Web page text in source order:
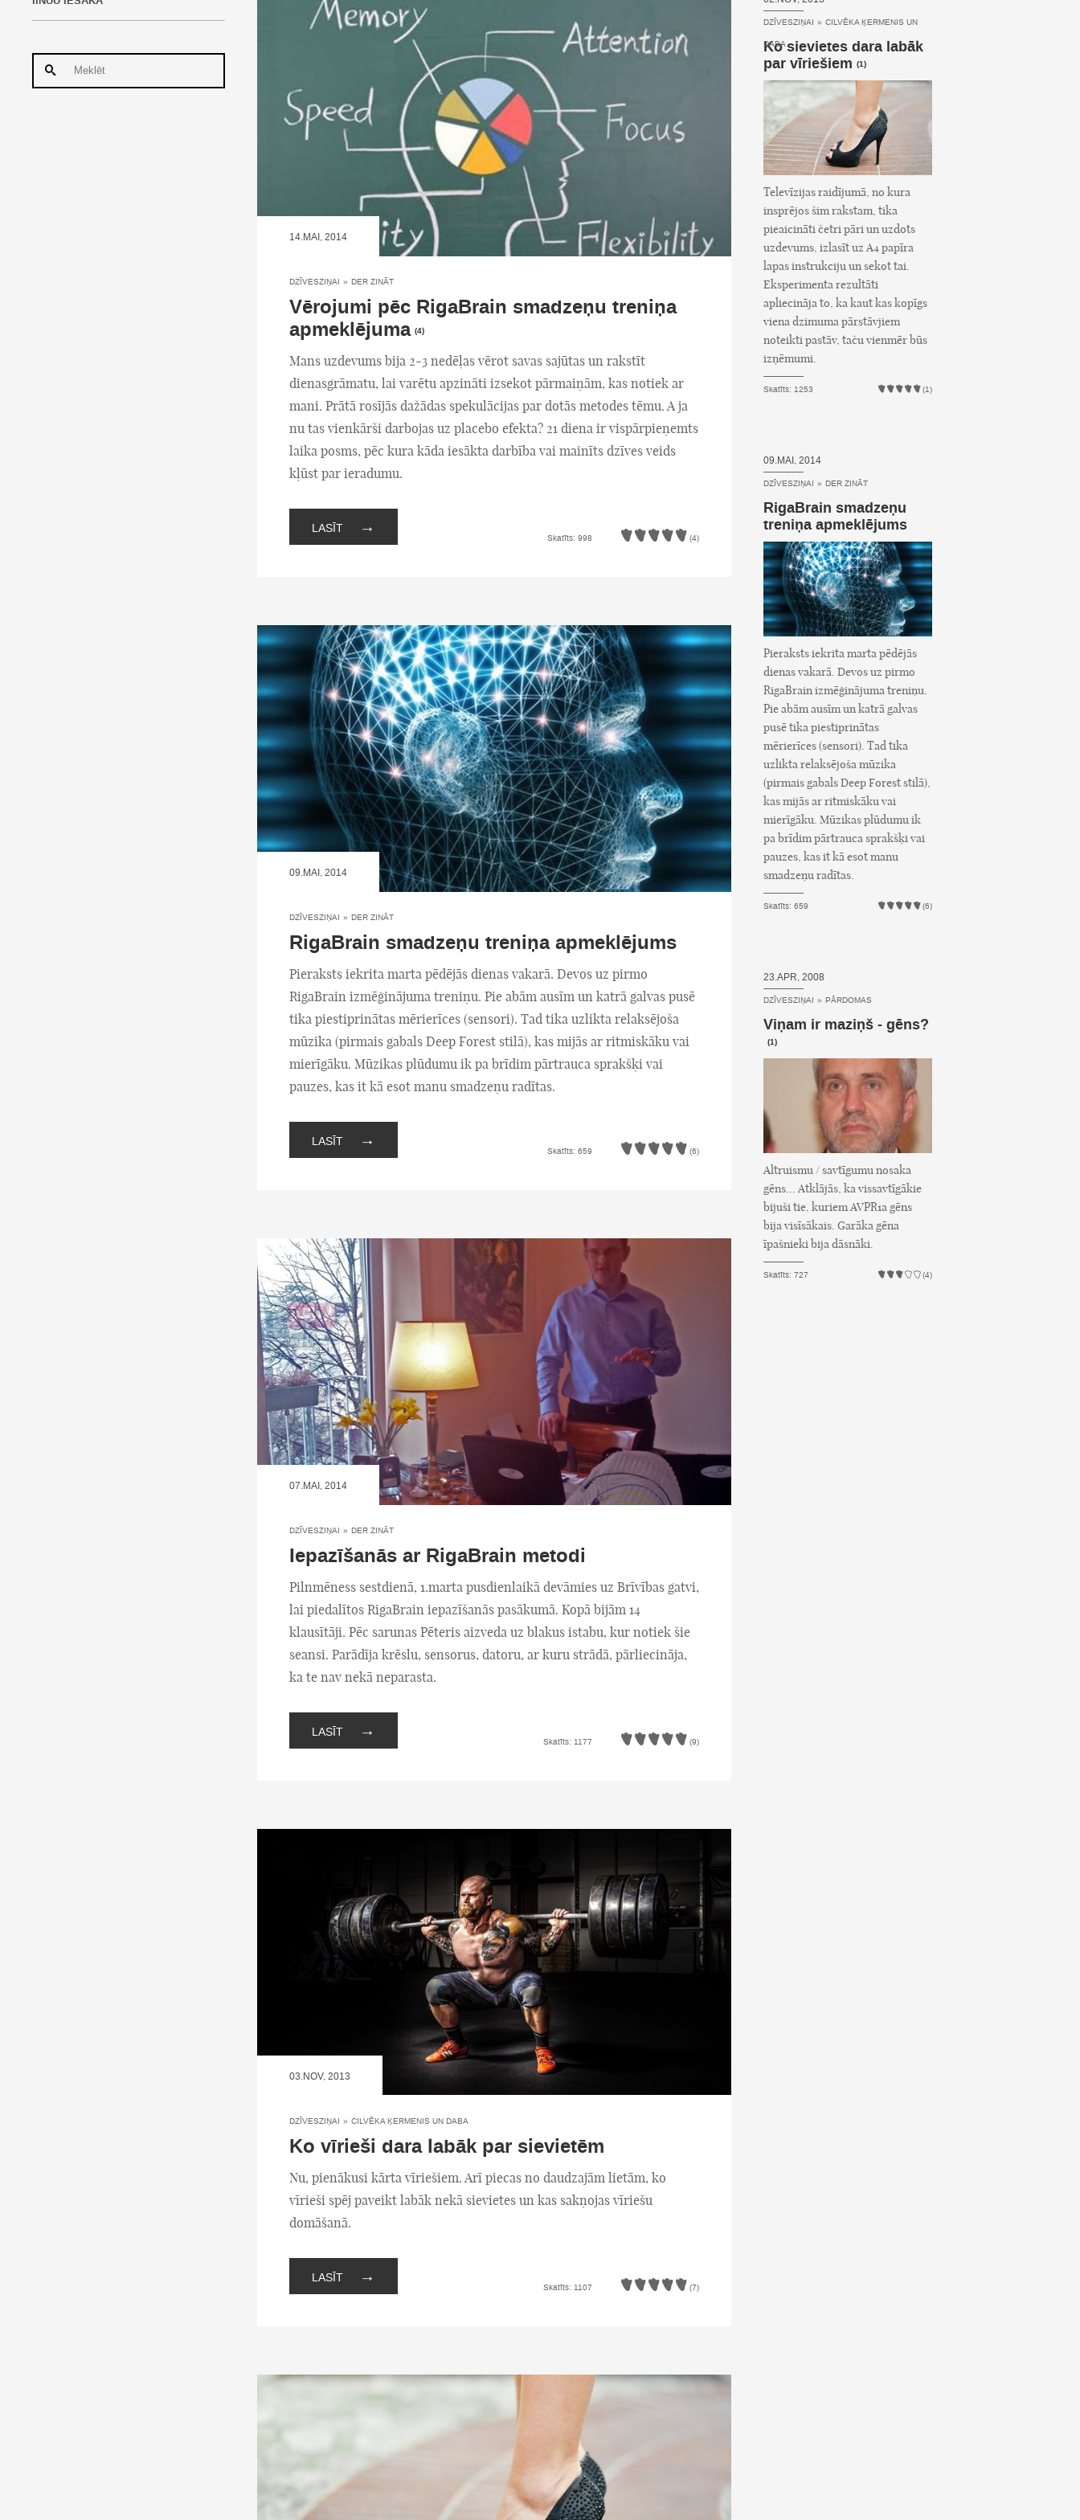
14.MAI, 2014
DZĪVESZIŅAI » DER ZINĀT
Vērojumi pēc RigaBrain smadzeņu treniņa
apmeklējuma (4)
Mans uzdevums bija 2-3 nedēļas vērot savas sajūtas un rakstīt
dienasgrāmatu, lai varētu apzināti izsekot pārmaiņām, kas notiek ar
mani. Prātā rosījās dažādas spekulācijas par dotās metodes tēmu. A ja
nu tas vienkārši darbojas uz placebo efekta? 21 diena ir vispārpieņemts
laika posms, pēc kura kāda iesākta darbība vai mainīts dzīves veids
kļūst par ieradumu.
LASĪT →
Skatīts: 998 (4)
09.MAI, 2014
DZĪVESZIŅAI » DER ZINĀT
RigaBrain smadzeņu treniņa apmeklējums
Pieraksts iekrita marta pēdējās dienas vakarā. Devos uz pirmo
RigaBrain izmēģinājuma treniņu. Pie abām ausīm un katrā galvas pusē
tika piestiprinātas mērierīces (sensori). Tad tika uzlikta relaksējoša
mūzika (pirmais gabals Deep Forest stilā), kas mijās ar ritmiskāku vai
mierīgāku. Mūzikas plūdumu ik pa brīdim pārtrauca sprakšķi vai
pauzes, kas it kā esot manu smadzeņu radītas.
LASĪT →
Skatīts: 659 (6)
07.MAI, 2014
DZĪVESZIŅAI » DER ZINĀT
Iepazīšanās ar RigaBrain metodi
Pilnmēness sestdienā, 1.marta pusdienlaikā devāmies uz Brīvības gatvi,
lai piedalītos RigaBrain iepazīšanās pasākumā. Kopā bijām 14
klausītāji. Pēc sarunas Pēteris aizveda uz blakus istabu, kur notiek šie
seansi. Parādīja krēslu, sensorus, datoru, ar kuru strādā, pārliecināja,
ka te nav nekā neparasta.
LASĪT →
Skatīts: 1177 (9)
03.NOV, 2013
DZĪVESZIŅAI » CILVĒKA ĶERMENIS UN DABA
Ko vīrieši dara labāk par sievietēm
Nu, pienākusi kārta vīriešiem. Arī piecas no daudzajām lietām, ko
vīrieši spēj paveikt labāk nekā sievietes un kas sakņojas vīriešu
domāšanā.
LASĪT →
Skatīts: 1107 (7)
DZĪVESZIŅAI » CILVĒKA ĶERMENIS UN
DABA
Ko sievietes dara labāk
par vīriešiem (1)
Televīzijas raidījumā, no kura
insprējos šim rakstam, tika
pieaicināti četri pāri un uzdots
uzdevums, izlasīt uz A4 papīra
lapas instrukciju un sekot tai.
Eksperimenta rezultāti
apliecināja to, ka kaut kas kopīgs
viena dzimuma pārstāvjiem
noteikti pastāv, taču vienmēr būs
izņēmumi.
Skatīts: 1253 (1)
09.MAI, 2014
DZĪVESZIŅAI » DER ZINĀT
RigaBrain smadzeņu
treniņa apmeklējums
Pieraksts iekrita marta pēdējās
dienas vakarā. Devos uz pirmo
RigaBrain izmēģinājuma treniņu.
Pie abām ausīm un katrā galvas
pusē tika piestiprinātas
mērierīces (sensori). Tad tika
uzlikta relaksējoša mūzika
(pirmais gabals Deep Forest stilā),
kas mijās ar ritmiskāku vai
mierīgāku. Mūzikas plūdumu ik
pa brīdim pārtrauca sprakšķi vai
pauzes, kas it kā esot manu
smadzeņu radītas.
Skatīts: 659 (6)
23.APR, 2008
DZĪVESZIŅAI » PĀRDOMAS
Viņam ir maziņš - gēns?
(1)
Altruismu / savtīgumu nosaka
gēns... Atklājās, ka vissavtīgākie
bijuši tie, kuriem AVPR1a gēns
bija visīsākais. Garāka gēna
īpašnieki bija dāsnāki.
Skatīts: 727 (4)